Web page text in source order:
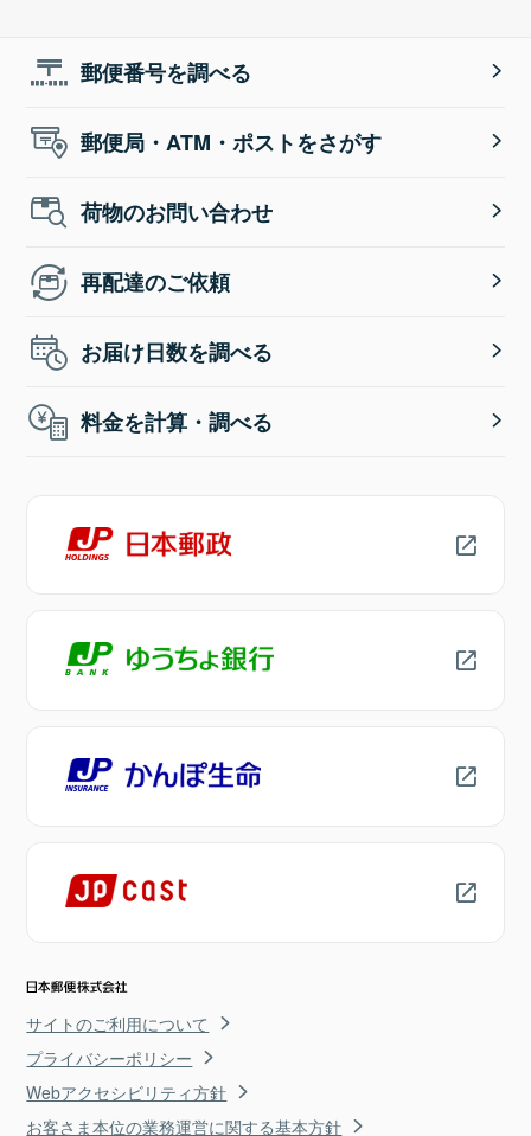
郵便番号を調べる
郵便局・ATM・ポストをさがす
荷物のお問い合わせ
再配達のご依頼
お届け日数を調べる
料金を計算・調べる
サイトのご利用について
プライバシーポリシー
Webアクセシビリティ方針
お客さま本位の業務運営に関する基本方針